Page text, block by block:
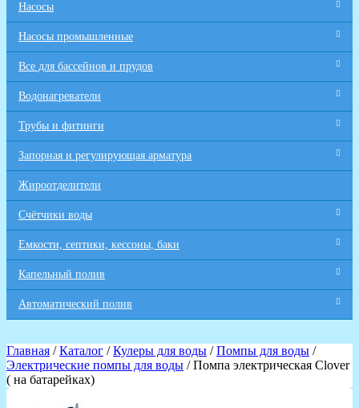
Насосы
Насосы промышленные
Все для бaссейнов и прудов
Водонагреватели
Трубы и фитинги
Запорная и регулирующая арматура
Жироотделители
Счётчики воды
Емкости, септики, кессоны, баки
Капельный полив
Автоматический полив
Главная /Каталог /Кулеры для воды /Помпы для воды /
Электрические помпы для воды / Помпа электрическая Clover
( на батарейках)